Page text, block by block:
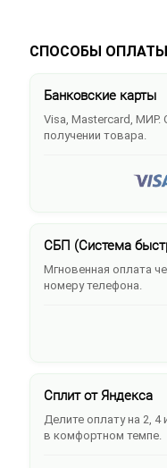
СПОСОБЫ
Банковские карты
Visa, Mastercard, МИР.
получении товара.
СБП (Система
Мгновенная оплата
номеру телефона.
Сплит от Яндекса
Делите оплату на 2, 4
в комфортном темпе.